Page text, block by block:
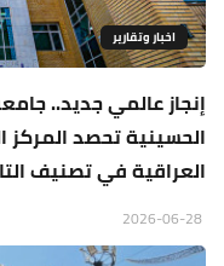
اخبار وتقارير
إنجاز عالمي جديد..
الحسينية تحصد المركز
العراقية في تصنيف